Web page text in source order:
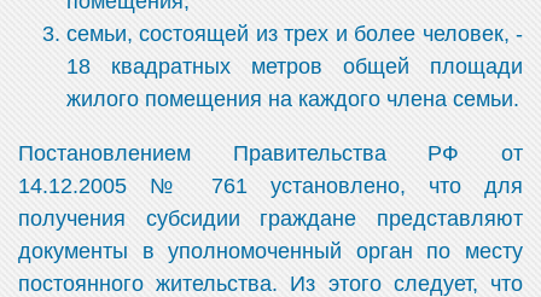
семьи, состоящей из трех и более человек, -
18 квадратных метров общей площади
жилого помещения на каждого члена семьи.
Постановлением Правительства РФ от
14.12.2005 № 761 установлено, что для
получения субсидии граждане представляют
документы в уполномоченный орган по месту
постоянного жительства. Из этого следует, что